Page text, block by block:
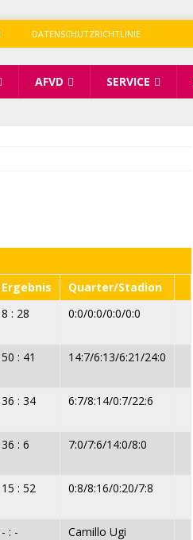
DATENSCHUTZRICHTLINIE
AFVD SERVICE
Ergebnis
Quarter/Stadion
8 : 28 0:0/0:0/0:0/0:0
50 : 41 14:7/6:13/6:21/24:0
36 : 34 6:7/8:14/0:7/22:6
36 : 6 7:0/7:6/14:0/8:0
15 : 52 0:8/8:16/0:20/7:8
- : -
Camillo Ugi